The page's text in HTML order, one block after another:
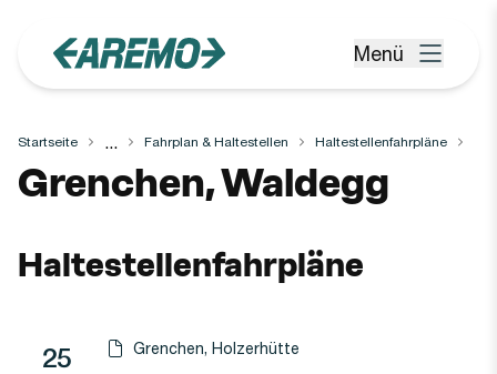
Menü öffnen
Menü
Startseite ... Fahrplan & Haltestellen Haltestellenfahrpläne
Haltestelle
Grenchen, Waldegg
Haltestellenfahrpläne
Linie Richtung
Linie
25 Haltestellen-PDF herunterladen für
Grenchen, Holzerhütte
(Öffnet in einen neuen Tab oder Fenster)